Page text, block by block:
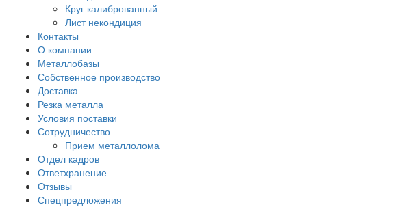
Круг калиброванный
Лист некондиция
Контакты
О компании
Металлобазы
Собственное производство
Доставка
Резка металла
Условия поставки
Сотрудничество
Прием металлолома
Отдел кадров
Ответхранение
Отзывы
Спецпредложения